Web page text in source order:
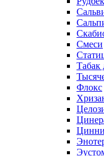
Смеси
Табак
Флокс